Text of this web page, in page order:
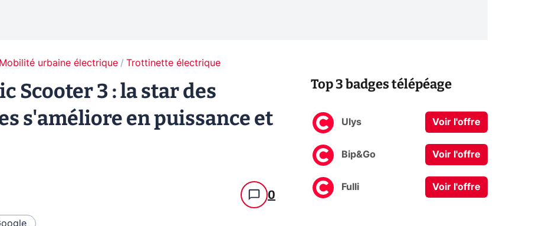
Mobilité urbaine électrique Trottinette électrique
Scooter 3 : la star des
s'améliore en puissance et
0
Top 3 badges télépéage
Ulys Voir l'offre
Bip&Go Voir l'offre
Fulli Voir l'offre